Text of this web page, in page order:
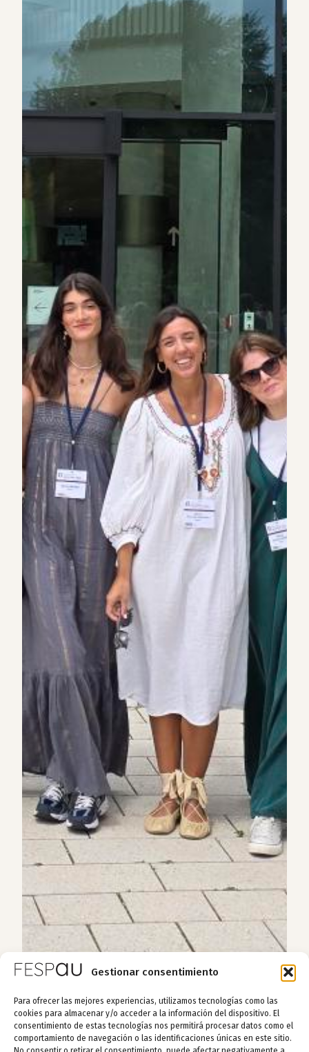
Gestionar consentimiento
Para ofrecer las mejores experiencias, utilizamos tecnologías como las
cookies para almacenar y/o acceder a la información del dispositivo. El
consentimiento de estas tecnologías nos permitirá procesar datos como el
comportamiento de navegación o las identificaciones únicas en este sitio.